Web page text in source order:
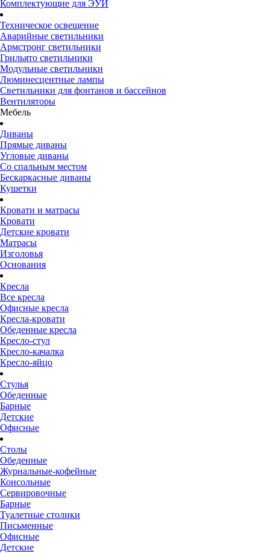
Комплектующие для ЭУИ
Техническое освещение
Аварийные светильники
Армстронг светильники
Грильято светильники
Модульные светильники
Люминесцентные лампы
Светильники для фонтанов и бассейнов
Вентиляторы
Мебель
Диваны
Прямые диваны
Угловые диваны
Со спальным местом
Бескаркасные диваны
Кушетки
Кровати и матрасы
Кровати
Детские кровати
Матрасы
Изголовья
Основания
Кресла
Все кресла
Офисные кресла
Кресла-кровати
Обеденные кресла
Кресло-стул
Кресло-качалка
Кресло-яйцо
Стулья
Обеденные
Барные
Детские
Офисные
Столы
Обеденные
Журнальные-кофейные
Консольные
Сервировочные
Барные
Туалетные столики
Письменные
Офисные
Детские